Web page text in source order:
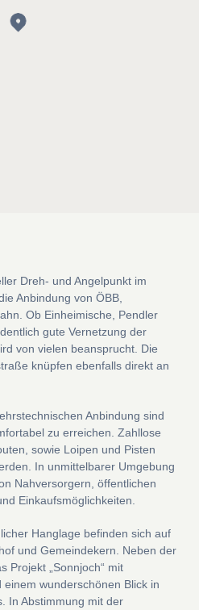
Dreh- und Angelpunkt im
Anbindung von ÖBB,
Ob Einheimische, Pendler
gute Vernetzung der
von vielen beansprucht. Die
knüpfen ebenfalls direkt an
Anbindung sind
zu erreichen. Zahllose
sowie Loipen und Pisten
In unmittelbarer Umgebung
Nahversorgern, öffentlichen
Einkaufsmöglichkeiten.
Hanglage befinden sich auf
und Gemeindekern. Neben der
Projekt „Sonnjoch“ mit
wunderschönen Blick in
In Abstimmung mit der